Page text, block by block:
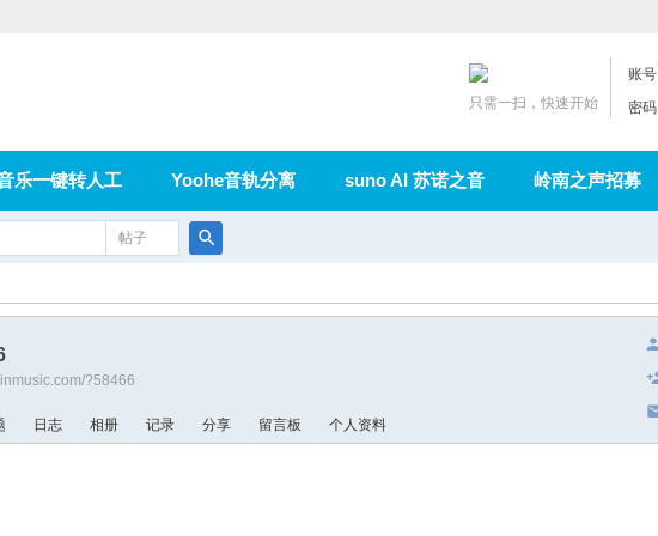
账号
密码
只需一扫，快速开始
乐一键转人工 Yoohe音轨分离 suno AI 苏诺之音 岭南之声招募
在线论坛
帖子
索
?58466
日志 相册 记录 分享 留言板 个人资料